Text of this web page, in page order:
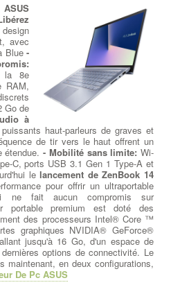
avec
Blue -
la 8e
RAM,
Go de
à
haut-parleurs de graves et
de tir vers le haut offrent un
étendue.- Mobilité sans limite: Wi-
C, ports USB 3.1 Gen 1 Type-A et
le lancement de ZenBook 14
pour offrir un ultraportable
ne fait aucun compromis sur
portable premium est doté des
des processeurs Intel® Core ™
graphiques NVIDIA® GeForce®
jusqu'à 16 Go, d'un espace de
options de connectivité. Le
maintenant, en deux configurations,
De Pc ASUS